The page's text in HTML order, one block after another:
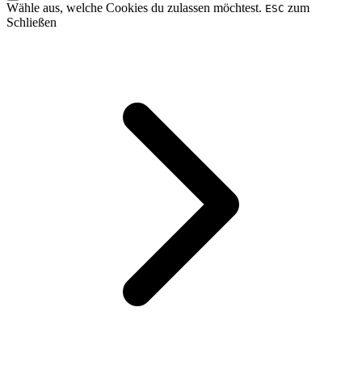
Wähle aus, welche Cookies du zulassen möchtest. ESC zum
Schließen